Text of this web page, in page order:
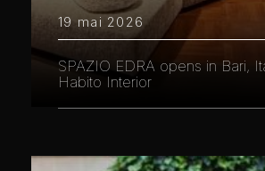
19 mai 2026
SPAZIO EDRA opens in Bari,
Habito Interior